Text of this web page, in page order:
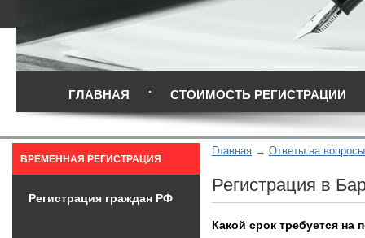
ГЛАВНАЯ СТОИМОСТЬ РЕГИСТРАЦИИ
Главная Ответы на
Регистрация в
Какой срок требуется на
ВРЕМЕННАЯ РЕГИСТРАЦИЯ
Регистрация граждан РФ